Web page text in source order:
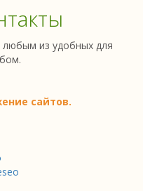
из удобных для
сайтов.